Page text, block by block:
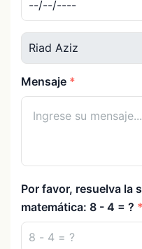
Mensaje
Por favor, resuelva la
matemática: 8 - 4 = ?